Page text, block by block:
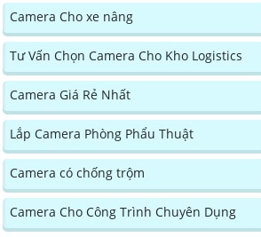
Camera Cho xe nâng
Tư Vấn Chọn Camera Cho Kho Logistics
Camera Giá Rẻ Nhất
Lắp Camera Phòng Phẩu Thuật
Camera có chống trộm
Camera Cho Công Trình Chuyên Dụng